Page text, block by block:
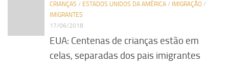
CRIANÇAS / ESTADOS UNIDOS DA AMÉRICA / IMIGRAÇÃO /
IMIGRANTES
17/06/2018
EUA: Centenas de crianças estão em
celas, separadas dos pais imigrantes